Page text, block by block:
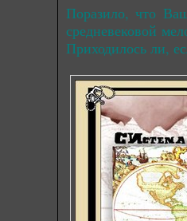
Поразило, что
средневековой
Приходилось ли,